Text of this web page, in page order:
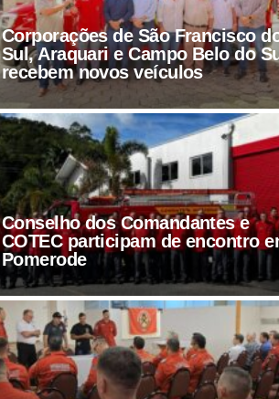
Corporações de São Francisco
Sul, Araquari e Campo Belo do
recebem novos veículos
Conselho dos Comandantes e
COTEC participam de encontro
Pomerode